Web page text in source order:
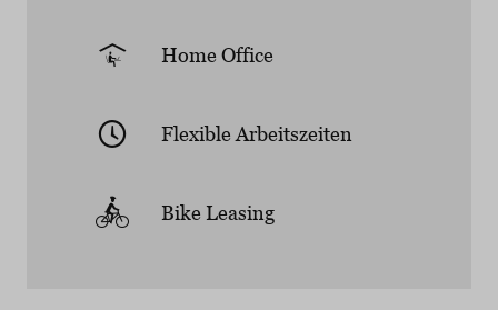
Home Office
Flexible Arbeitszeiten
Bike Leasing